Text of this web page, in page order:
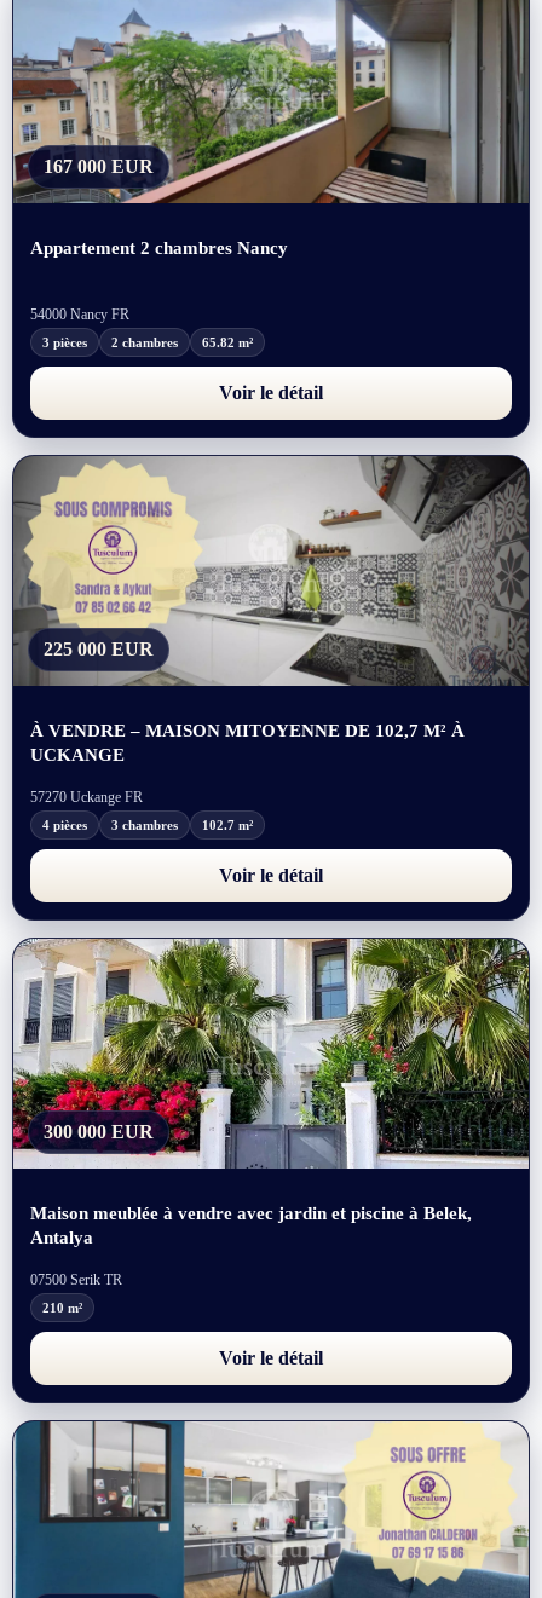
167 000 EUR
Appartement 2 chambres Nancy
54000 Nancy FR
3 pièces 2 chambres 65.82 m²
Voir le détail
225 000 EUR
À VENDRE – MAISON MITOYENNE DE 102,7 M² À
UCKANGE
57270 Uckange FR
4 pièces 3 chambres 102.7 m²
Voir le détail
300 000 EUR
Maison meublée à vendre avec jardin et piscine à Belek,
Antalya
07500 Serik TR
210 m²
Voir le détail